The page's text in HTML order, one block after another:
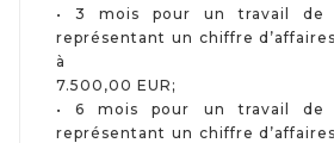
• 3 mois pour un travail de
représentant un chiffre
à
7.500,00 EUR;
• 6 mois pour un travail de
représentant un chiffre